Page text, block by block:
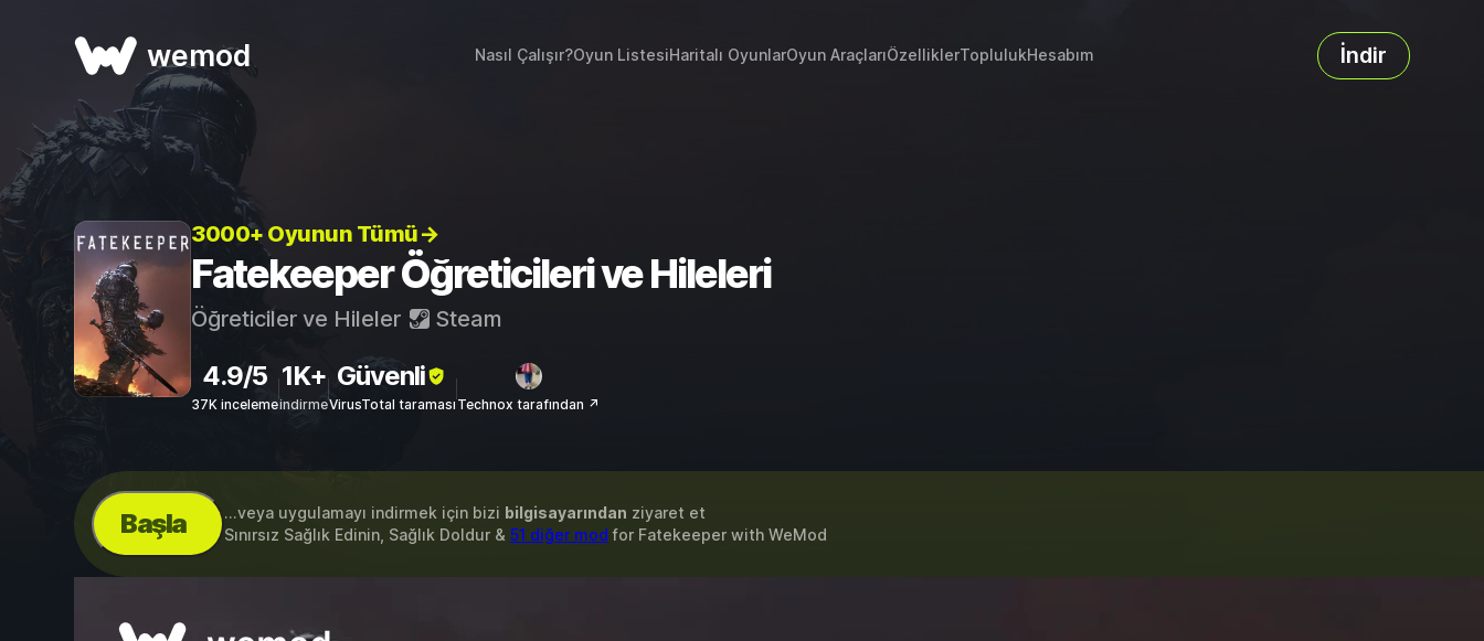
wemod Nasıl Çalışır?Oyun ListesiHaritalı OyunlarOyun AraçlarıÖzelliklerToplulukHesabım İndir
3000+ Oyunun Tümü→
Fatekeeper Öğreticileri ve Hileleri
Öğreticiler ve Hileler Steam
4.9/5
37K inceleme
1K+
indirme
Güvenli
VirusTotal taraması Technox tarafından ↗
Başla ...veya uygulamayı indirmek için bizi bilgisayarından ziyaret et
Sınırsız Sağlık Edinin, Sağlık Doldur & 51 diğer mod for Fatekeeperwith WeMod